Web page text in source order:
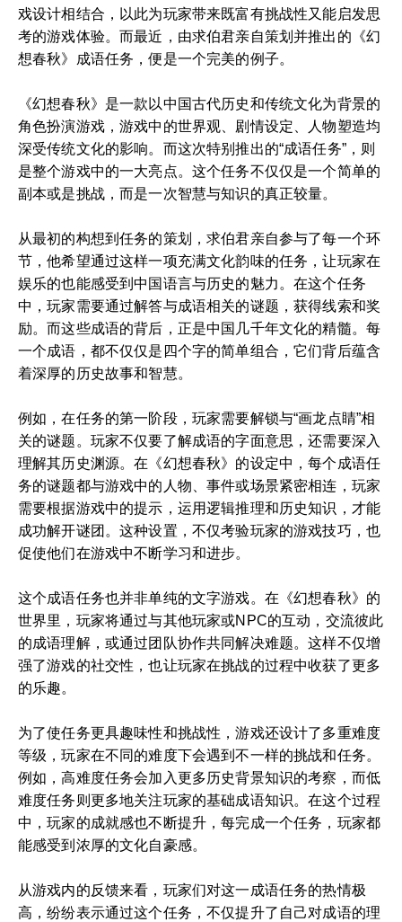
戏设计相结合，以此为玩家带来既富有挑战性又能启发思
考的游戏体验。而最近，由求伯君亲自策划并推出的《幻
想春秋》成语任务，便是一个完美的例子。
《幻想春秋》是一款以中国古代历史和传统文化为背景的
角色扮演游戏，游戏中的世界观、剧情设定、人物塑造均
深受传统文化的影响。而这次特别推出的“成语任务”，则
是整个游戏中的一大亮点。这个任务不仅仅是一个简单的
副本或是挑战，而是一次智慧与知识的真正较量。
从最初的构想到任务的策划，求伯君亲自参与了每一个环
节，他希望通过这样一项充满文化韵味的任务，让玩家在
娱乐的也能感受到中国语言与历史的魅力。在这个任务
中，玩家需要通过解答与成语相关的谜题，获得线索和奖
励。而这些成语的背后，正是中国几千年文化的精髓。每
一个成语，都不仅仅是四个字的简单组合，它们背后蕴含
着深厚的历史故事和智慧。
例如，在任务的第一阶段，玩家需要解锁与“画龙点睛”相
关的谜题。玩家不仅要了解成语的字面意思，还需要深入
理解其历史渊源。在《幻想春秋》的设定中，每个成语任
务的谜题都与游戏中的人物、事件或场景紧密相连，玩家
需要根据游戏中的提示，运用逻辑推理和历史知识，才能
成功解开谜团。这种设置，不仅考验玩家的游戏技巧，也
促使他们在游戏中不断学习和进步。
这个成语任务也并非单纯的文字游戏。在《幻想春秋》的
世界里，玩家将通过与其他玩家或NPC的互动，交流彼此
的成语理解，或通过团队协作共同解决难题。这样不仅增
强了游戏的社交性，也让玩家在挑战的过程中收获了更多
的乐趣。
为了使任务更具趣味性和挑战性，游戏还设计了多重难度
等级，玩家在不同的难度下会遇到不一样的挑战和任务。
例如，高难度任务会加入更多历史背景知识的考察，而低
难度任务则更多地关注玩家的基础成语知识。在这个过程
中，玩家的成就感也不断提升，每完成一个任务，玩家都
能感受到浓厚的文化自豪感。
从游戏内的反馈来看，玩家们对这一成语任务的热情极
高，纷纷表示通过这个任务，不仅提升了自己对成语的理